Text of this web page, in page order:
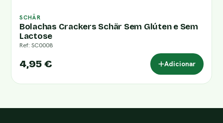
SCHÄR
Bolachas Crackers Schär Sem Glúten e Sem
Lactose
Ref: SC0008
4,95 € Adicionar